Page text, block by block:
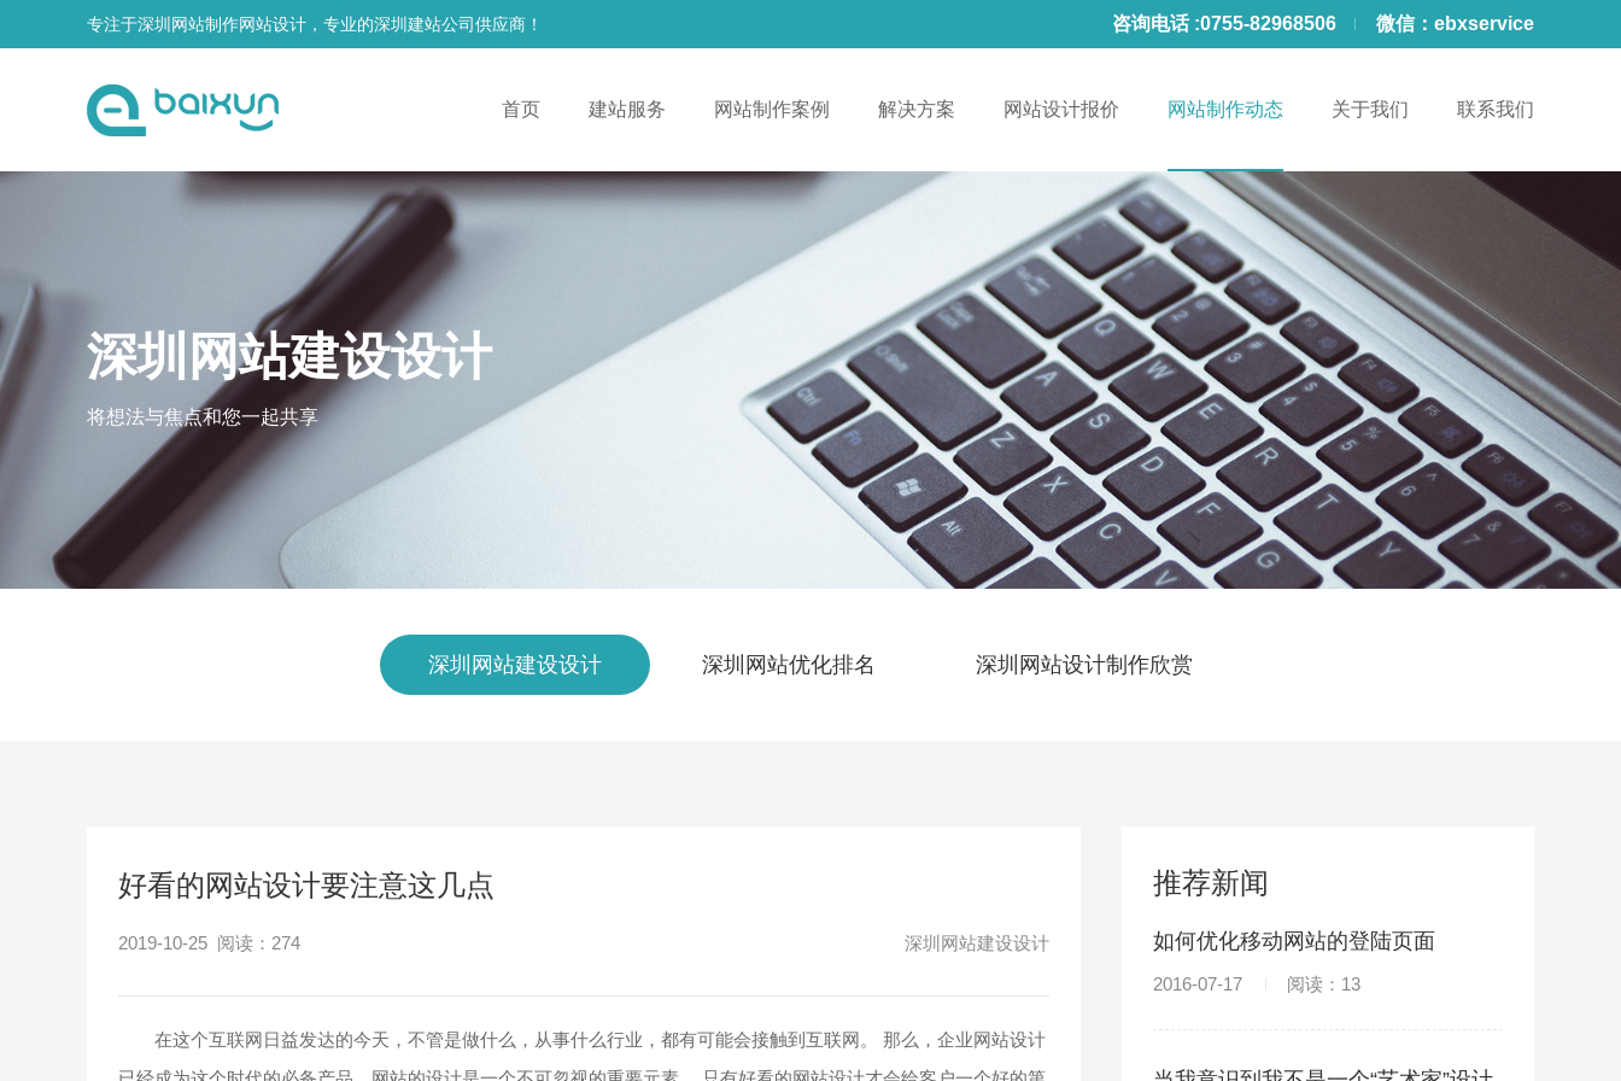
专注于深圳网站制作网站设计，专业的深圳建站公司供应商！ 咨询电话 :0755-82968506 微信： ebxservice
首页 建站服务 网站制作案例 解决方案 网站设计报价 网站制作动态 关于我们 联系我们
深圳网站建设设计
将想法与焦点和您一起共享
深圳网站建设设计 深圳网站优化排名 深圳网站设计制作欣赏
好看的网站设计要注意这几点
2019-10-25 阅读： 274 深圳网站建设设计
在这个互联网日益发达的今天，不管是做什么，从事什么行业，都有可能会接触到互联网。 那么，企业网站设计
推荐新闻
如何优化移动网站的登陆页面
2016-07-17 阅读：13